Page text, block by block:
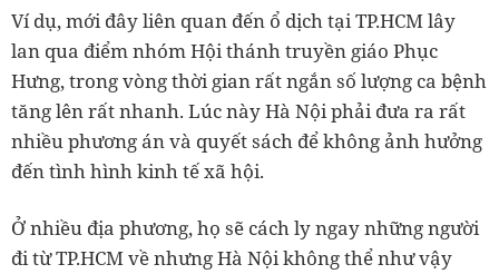
Ví dụ, mới đây liên quan đến ổ dịch tại TP.HCM lây
lan qua điểm nhóm Hội thánh truyền giáo Phục
Hưng, trong vòng thời gian rất ngắn số lượng ca bệnh
tăng lên rất nhanh. Lúc này Hà Nội phải đưa ra rất
nhiều phương án và quyết sách để không ảnh hưởng
đến tình hình kinh tế xã hội.
Ở nhiều địa phương, họ sẽ cách ly ngay những người
đi từ TP.HCM về nhưng Hà Nội không thể như vậy